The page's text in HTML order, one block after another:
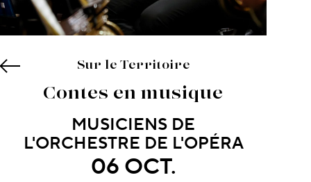
Sur le Territoire
Contes en musique
MUSICIENS DE
L'ORCHESTRE DE L'OPÉRA
06 OCT.